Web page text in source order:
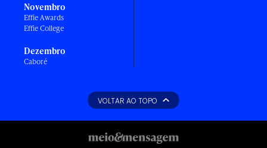
Novembro
Effie Awards
Effie College
Dezembro
Caboré
VOLTAR AO TOPO